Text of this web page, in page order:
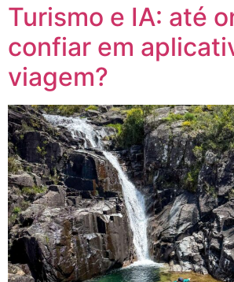
Turismo e IA: até
confiar em
viagem?